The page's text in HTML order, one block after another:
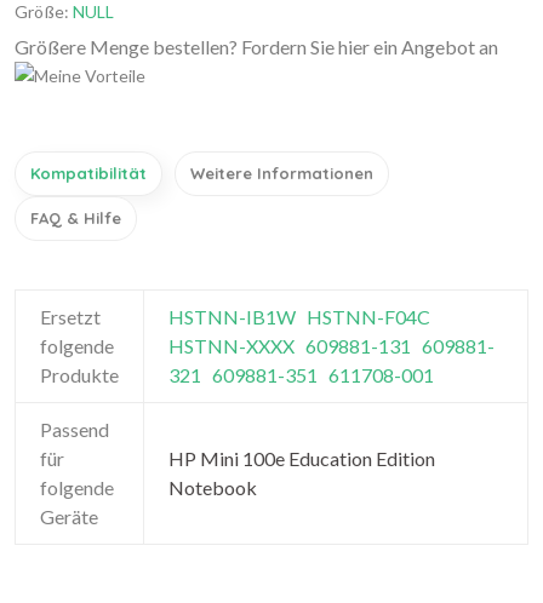
Größe: NULL
Größere Menge bestellen? Fordern Sie hier ein Angebot an
Kompatibilität Weitere Informationen
FAQ & Hilfe
Ersetzt
folgende
Produkte
HSTNN-IB1W HSTNN-F04C
HSTNN-XXXX 609881-131 609881-
321 609881-351 611708-001
Passend
für
folgende
Geräte
HP Mini 100e Education Edition
Notebook